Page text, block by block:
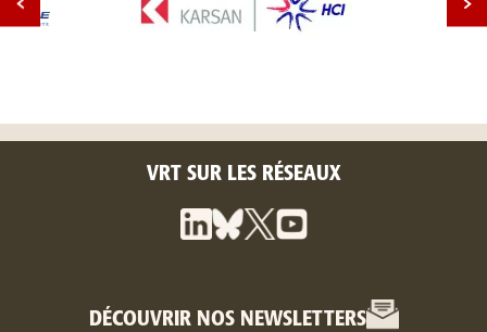
VRT SUR LES RÉSEAUX
DÉCOUVRIR NOS NEWSLETTERS